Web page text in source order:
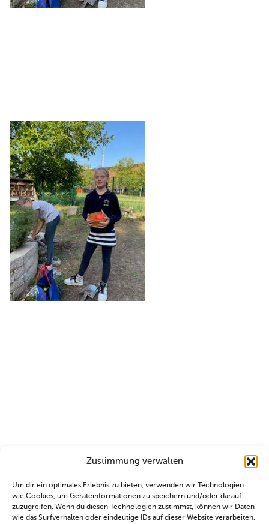
Zustimmung verwalten
Um dir ein optimales Erlebnis zu bieten, verwenden wir Technologien
wie Cookies, um Geräteinformationen zu speichern und/oder darauf
zuzugreifen. Wenn du diesen Technologien zustimmst, können wir Daten
wie das Surfverhalten oder eindeutige IDs auf dieser Website verarbeiten.